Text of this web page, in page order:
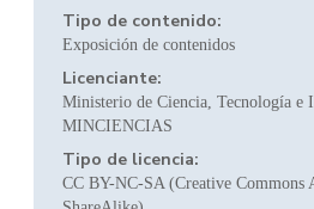
Tipo de contenido:
Exposición de contenidos
Licenciante:
Ministerio de Ciencia, Tecnología e
MINCIENCIAS
Tipo de licencia:
CC BY-NC-SA (Creative